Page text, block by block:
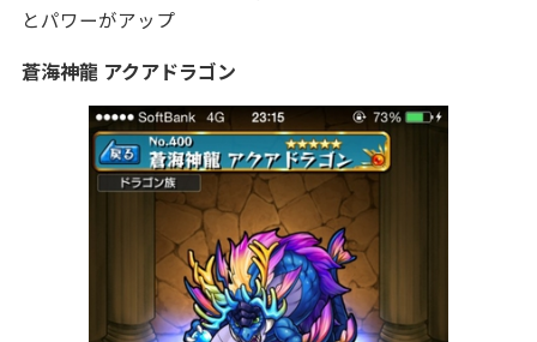
とパワーがアップ
蒼海神龍 アクアドラゴン